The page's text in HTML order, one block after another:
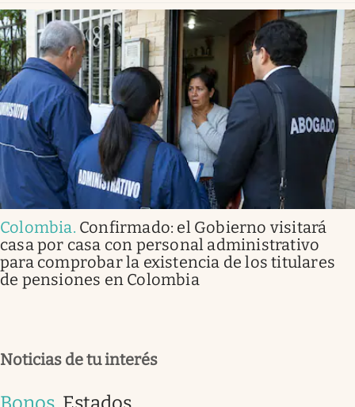
Colombia. Confirmado: el Gobierno visitará
casa por casa con personal administrativo
para comprobar la existencia de los titulares
de pensiones en Colombia
Noticias de tu interés